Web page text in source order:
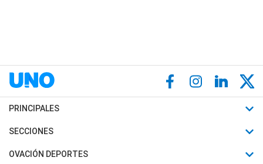
PRINCIPALES
Últimas Noticias
Política
SECCIONES
Horóscopo
OVACIÓN DEPORTES